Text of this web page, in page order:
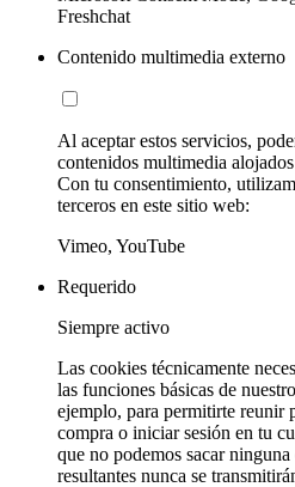
Freshchat
Contenido multimedia externo
Al aceptar estos servicios,
contenidos multimedia
Con tu consentimiento,
terceros en este sitio web:
Vimeo, YouTube
Requerido
Siempre activo
Las cookies técnicamente
las funciones básicas de
ejemplo, para permitirte reunir
compra o iniciar sesión en tu
que no podemos sacar
resultantes nunca se